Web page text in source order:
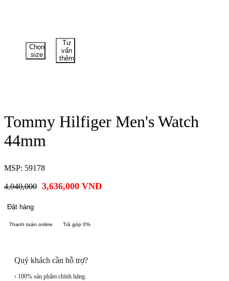
Chọn
size
Tư
vấn
thêm
Tommy Hilfiger Men's Watch
44mm
MSP: 59178
4,040,000 3,636,000 VNĐ
Đặt hàng
Thanh toán online Trả góp 0%
Quý khách cần hỗ trợ?
› 100% sản phẩm chính hãng.